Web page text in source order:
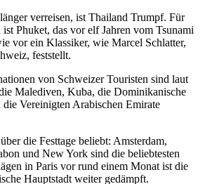
verreisen, ist Thailand Trumpf. Für
Phuket, das vor elf Jahren vom Tsunami
vor ein Klassiker, wie Marcel Schlatter,
feststellt.
von Schweizer Touristen sind laut
Malediven, Kuba, die Dominikanische
Vereinigten Arabischen Emirate
die Festtage beliebt: Amsterdam,
und New York sind die beliebtesten
in Paris vor rund einem Monat ist die
Hauptstadt weiter gedämpft.